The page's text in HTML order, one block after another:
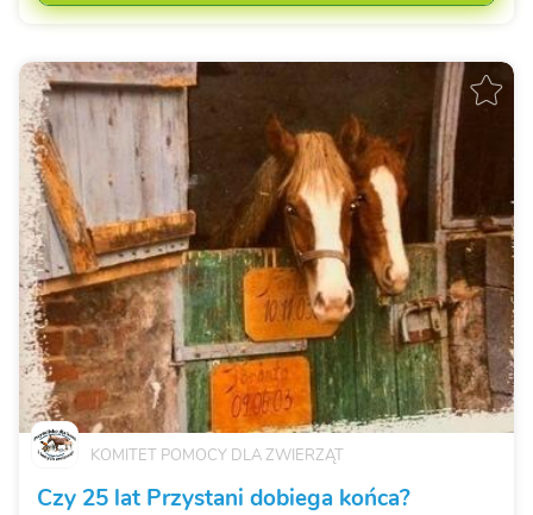
KOMITET POMOCY DLA ZWIERZĄT
Czy 25 lat Przystani dobiega końca?